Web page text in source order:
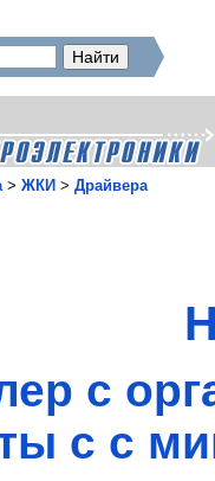
> ЖКИ > Драйвера
с
с с